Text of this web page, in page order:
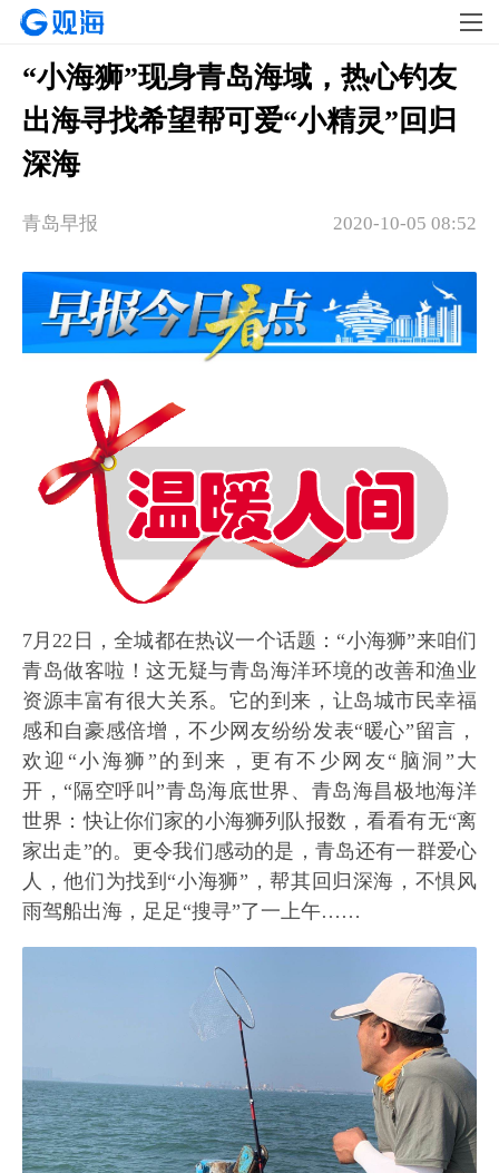
“小海狮”现身青岛海域，热心钓友
出海寻找希望帮可爱“小精灵”回归
深海
2020-10-05 08:52
青岛早报
7月22日，全城都在热议一个话题：“小海狮”来咱们
青岛做客啦！这无疑与青岛海洋环境的改善和渔业
资源丰富有很大关系。它的到来，让岛城市民幸福
感和自豪感倍增，不少网友纷纷发表“暖心”留言，
欢迎“小海狮”的到来，更有不少网友“脑洞”大
开，“隔空呼叫”青岛海底世界、青岛海昌极地海洋
世界：快让你们家的小海狮列队报数，看看有无“离
家出走”的。更令我们感动的是，青岛还有一群爱心
人，他们为找到“小海狮”，帮其回归深海，不惧风
雨驾船出海，足足“搜寻”了一上午……